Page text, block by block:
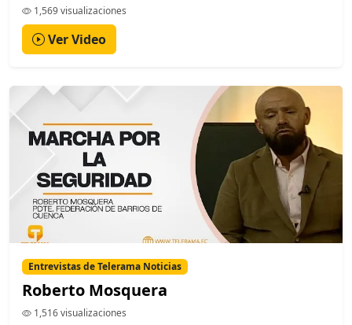
1,569 visualizaciones
Ver Video
Entrevistas de Telerama Noticias
Roberto Mosquera
1,516 visualizaciones